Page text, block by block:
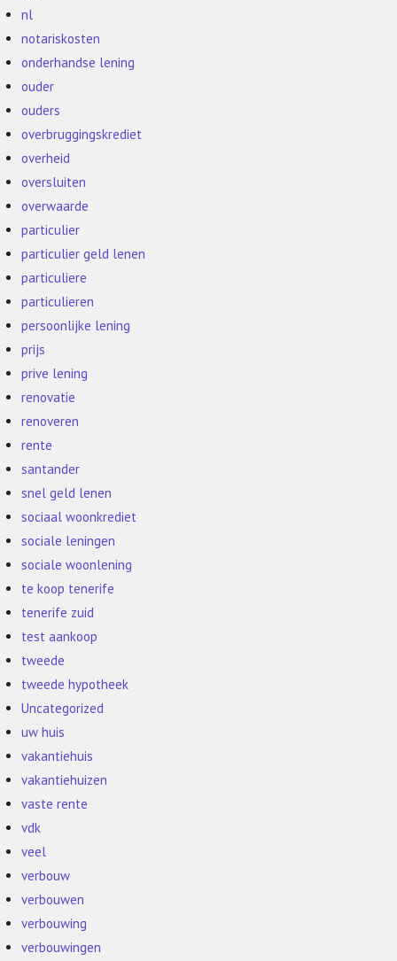
nl
notariskosten
onderhandse lening
ouder
ouders
overbruggingskrediet
overheid
oversluiten
overwaarde
particulier
particulier geld lenen
particuliere
particulieren
persoonlijke lening
prijs
prive lening
renovatie
renoveren
rente
santander
snel geld lenen
sociaal woonkrediet
sociale leningen
sociale woonlening
te koop tenerife
tenerife zuid
test aankoop
tweede
tweede hypotheek
Uncategorized
uw huis
vakantiehuis
vakantiehuizen
vaste rente
vdk
veel
verbouw
verbouwen
verbouwing
verbouwingen